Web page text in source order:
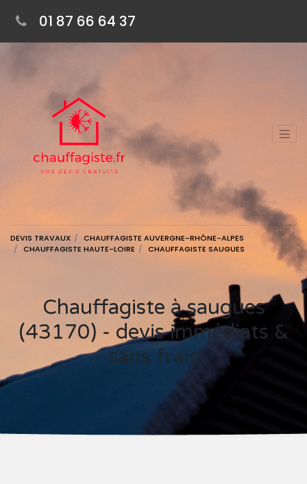
01 87 66 64 37
DEVIS TRAVAUX
CHAUFFAGISTE AUVERGNE-RHÔNE-ALPES
CHAUFFAGISTE HAUTE-LOIRE
CHAUFFAGISTE SAUGUES
Chauffagiste à saugues
(43170) - devis immédiats &
sans frais